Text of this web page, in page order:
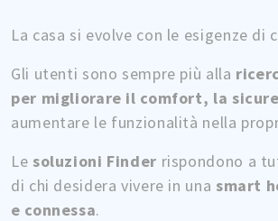
La casa si evolve con le esigenze di
Gli utenti sono sempre più alla
per migliorare il comfort, la
aumentare le funzionalità nella
Le soluzioni Finder rispondono a
di chi desidera vivere in una smart
e connessa.